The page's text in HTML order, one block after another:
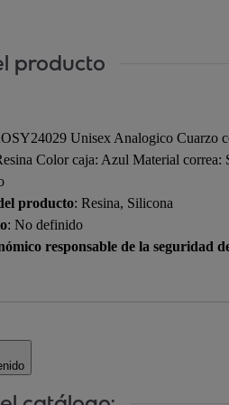
producto
Unisex Analogico Cuarzo
Color caja: Azul Material
producto: Resina, Silicona
: No definido
responsable de la seguridad